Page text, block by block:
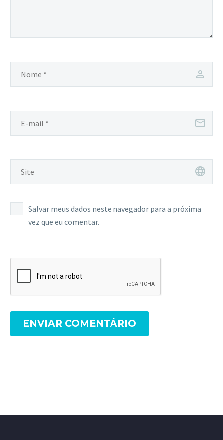
Salvar meus dados neste navegador para a próxima
vez que eu comentar.
ENVIAR COMENTÁRIO